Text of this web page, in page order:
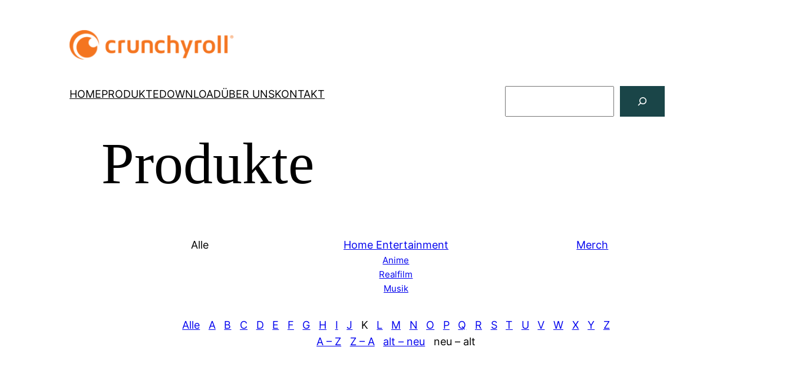
HOMEPRODUKTEDOWNLOADÜBER UNSKONTAKT
Produkte
Alle Home Entertainment
Anime
Realfilm
Musik
Merch
Alle A B C D E F G H I J K L M N O P Q R S T U V W X Y
Z
A – Z
Z – A alt – neu neu – alt